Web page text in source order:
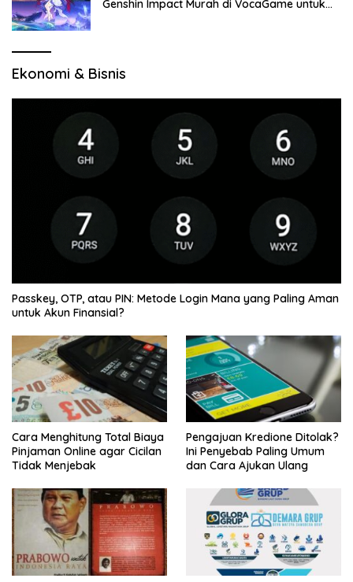
Genshin Impact Murah di VocaGame untuk
Ekonomi & Bisnis
Passkey, OTP, atau PIN: Metode Login Mana yang Paling Aman
untuk Akun Finansial?
Cara Menghitung Total Biaya
Pinjaman Online agar Cicilan
Tidak Menjebak
Pengajuan Kredione Ditolak?
Ini Penyebab Paling Umum
dan Cara Ajukan Ulang